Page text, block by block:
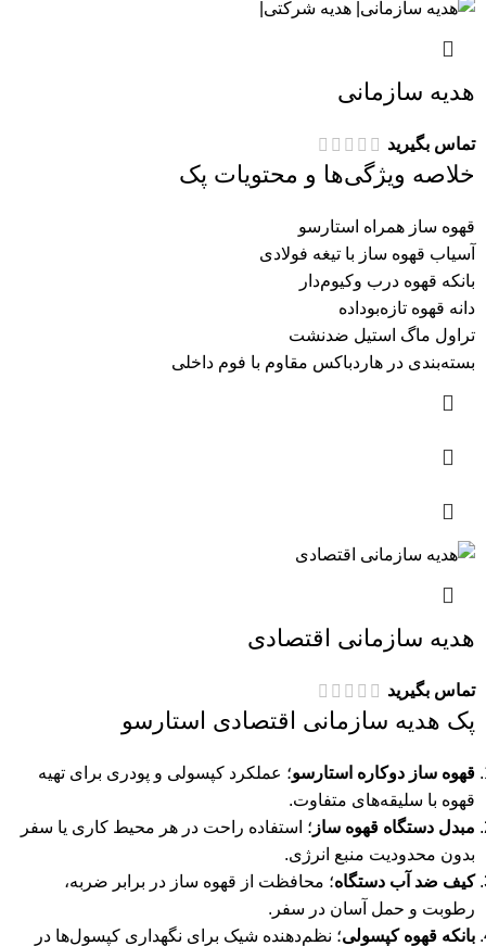
هدیه سازمانی
تماس بگیرید
خلاصه ویژگی‌ها و محتویات پک
قهوه ساز همراه استارسو
آسیاب قهوه ساز با تیغه فولادی
بانکه قهوه درب وکیوم‌دار
دانه قهوه تازه‌بوداده
تراول ماگ استیل ضدنشت
بسته‌بندی در هاردباکس مقاوم با فوم داخلی
هدیه سازمانی اقتصادی
تماس بگیرید
پک هدیه سازمانی اقتصادی استارسو
قهوه ساز دوکاره استارسو؛ عملکرد کپسولی و پودری برای تهیه
قهوه با سلیقه‌های متفاوت.
مبدل دستگاه قهوه ساز ؛ استفاده راحت در هر محیط کاری یا سفر
بدون محدودیت منبع انرژی.
کیف ضد آب دستگاه؛ محافظت از قهوه ساز در برابر ضربه،
رطوبت و حمل آسان در سفر.
بانکه قهوه کپسولی؛ نظم‌دهنده شیک برای نگهداری کپسول‌ها در